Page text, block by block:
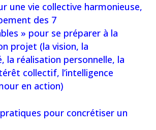
une vie collective harmonieuse,
des 7
» pour se préparer à la
projet (la vision, la
la réalisation personnelle, la
collectif, l’intelligence
en action)
pour concrétiser un